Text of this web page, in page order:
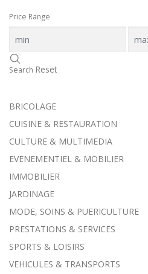
Price Range
Search Reset
BRICOLAGE
CUISINE & RESTAURATION
CULTURE & MULTIMEDIA
EVENEMENTIEL & MOBILIER
IMMOBILIER
JARDINAGE
MODE, SOINS & PUERICULTURE
PRESTATIONS & SERVICES
SPORTS & LOISIRS
VEHICULES & TRANSPORTS